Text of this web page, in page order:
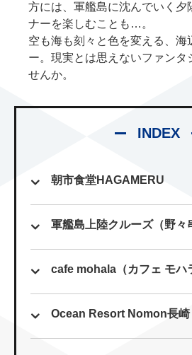
方には、軍艦島に沈んでいく夕
ナーを楽しむことも…。
空も海も刻々と色を変える、海
ー。現実とは思えないファンタ
せんか。
INDEX
朝市食堂HAGAMERU
軍艦島上陸クルーズ（野々
cafe mohala（カフェ モハ
Ocean Resort Nomon長崎